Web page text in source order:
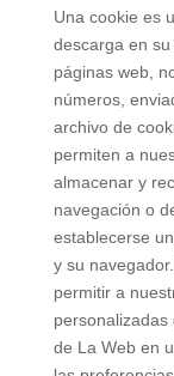
Una cookie es
descarga en
páginas web,
números,
archivo de
permiten a
almacenar y
navegación o
establecerse
y su
permitir a
de La Web en